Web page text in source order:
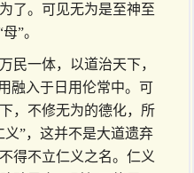
了。可见无为是至神至
”。
民一体，以道治天下，
融入于日用伦常中。可
，不修无为的德化，所
”，这并不是大道遗弃
得不立仁义之名。仁义